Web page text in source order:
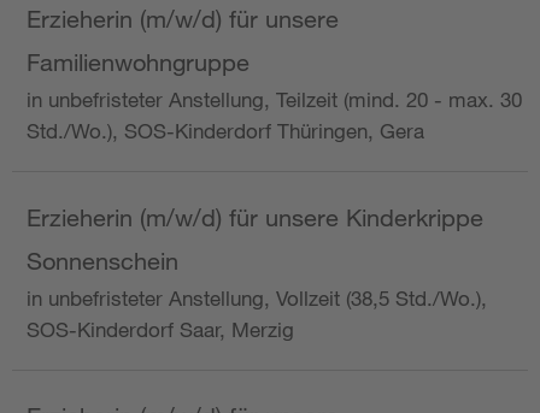
Erzieherin (m/w/d) für unsere
Familienwohngruppe
in unbefristeter Anstellung, Teilzeit (mind. 20 - max. 30
Std./Wo.), SOS-Kinderdorf Thüringen, Gera
Erzieherin (m/w/d) für unsere Kinderkrippe
Sonnenschein
in unbefristeter Anstellung, Vollzeit (38,5 Std./Wo.),
SOS-Kinderdorf Saar, Merzig